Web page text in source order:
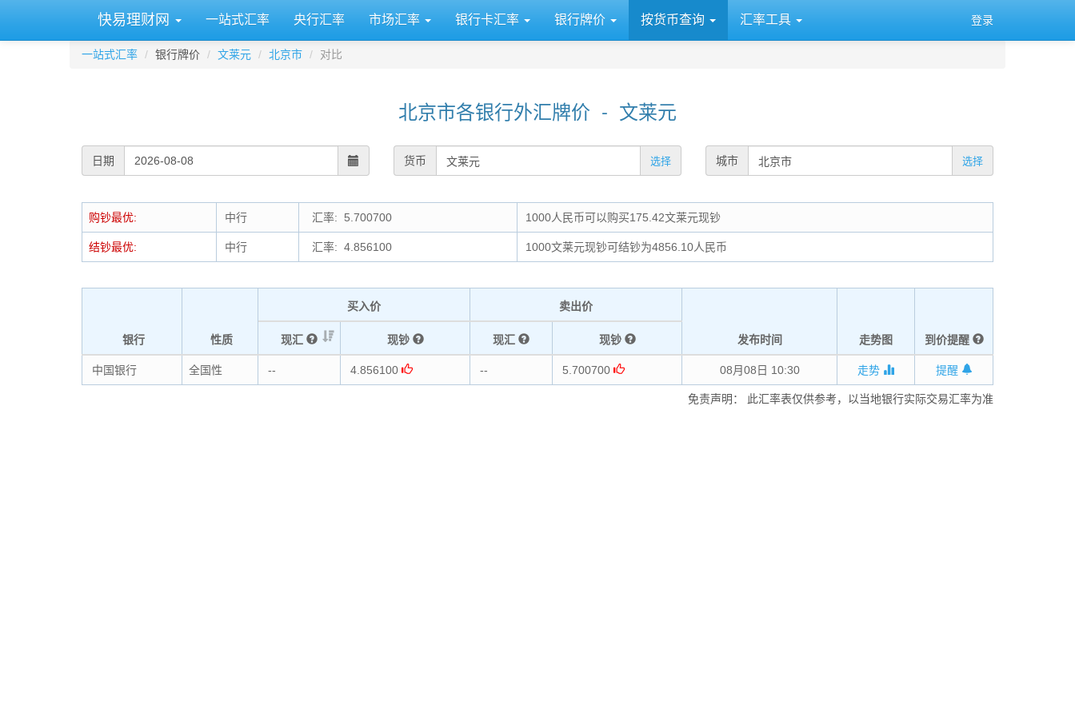
快易理财网 一站式汇率 央行汇率 市场汇率 银行卡汇率 银行牌价 按货币查询 汇率工具 登录
一站式汇率 银行牌价 文莱元 北京市 对比
北京市各银行外汇牌价 - 文莱元
日期 货币 选择 城市 选择
购钞最优: 中行 汇率: 5.700700 1000人民币可以购买175.42文莱元现钞
结钞最优: 中行 汇率: 4.856100 1000文莱元现钞可结钞为4856.10人民币
银行 性质
买入价 卖出价
发布时间 走势图 到价提醒
现汇 现钞 现汇 现钞
中国银行 全国性 -- 4.856100 -- 5.700700 08月08日 10:30 走势 提醒
免责声明： 此汇率表仅供参考，以当地银行实际交易汇率为准